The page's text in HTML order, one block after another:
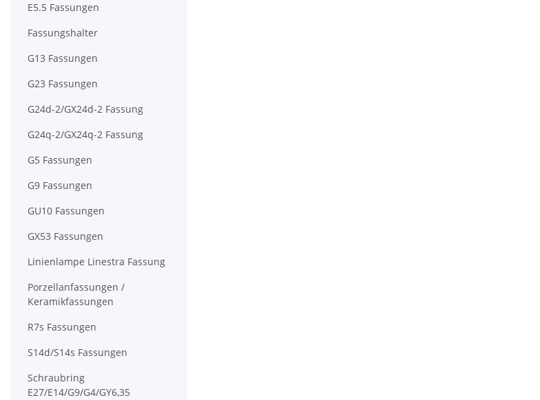
E5.5 Fassungen
Fassungshalter
G13 Fassungen
G23 Fassungen
G24d-2/GX24d-2 Fassung
G24q-2/GX24q-2 Fassung
G5 Fassungen
G9 Fassungen
GU10 Fassungen
GX53 Fassungen
Linienlampe Linestra Fassung
Porzellanfassungen /
Keramikfassungen
R7s Fassungen
S14d/S14s Fassungen
Schraubring
E27/E14/G9/G4/GY6,35